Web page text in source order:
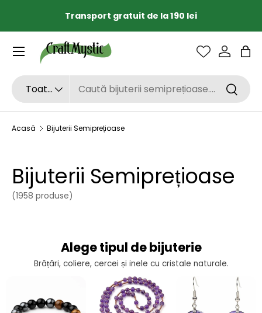
SARI LA CONȚINUT
Transport gratuit de la 190 lei
Căutare
Tipul de produs
Toate
Sac
Acasă Bijuterii Semiprețioase
Bijuterii Semiprețioase
(1958 produse)
Alege tipul de bijuterie
Brățări, coliere, cercei și inele cu cristale naturale.